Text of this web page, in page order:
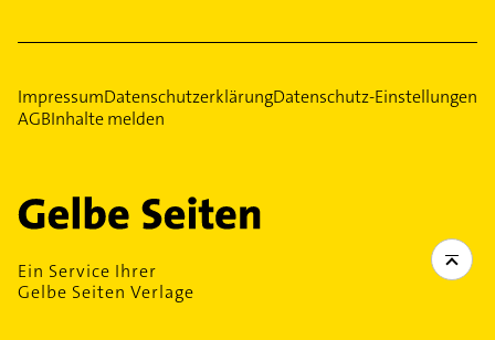
ImpressumDatenschutzerklärungDatenschutz-Einstellungen
AGBInhalte melden
Ein Service Ihrer
Gelbe Seiten Verlage